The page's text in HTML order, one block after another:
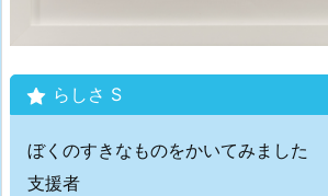
らしさ S
ぼくのすきなものをかいてみました
支援者